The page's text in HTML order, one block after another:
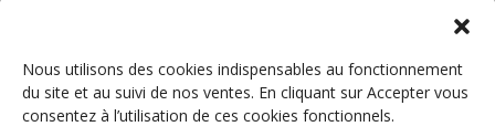
Nous utilisons des cookies indispensables au fonctionnement
du site et au suivi de nos ventes. En cliquant sur Accepter vous
consentez à l’utilisation de ces cookies fonctionnels.